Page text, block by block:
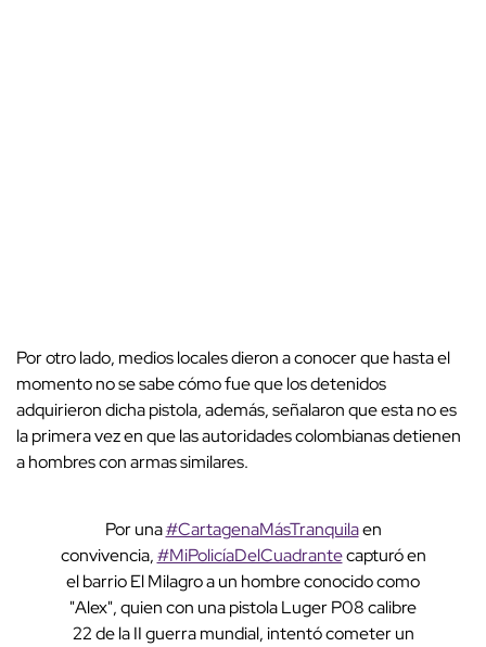
Por otro lado, medios locales dieron a conocer que hasta el
momento no se sabe cómo fue que los detenidos
adquirieron dicha pistola, además, señalaron que esta no es
la primera vez en que las autoridades colombianas detienen
a hombres con armas similares.
Por una#CartagenaMásTranquilaen
convivencia,#MiPolicíaDelCuadrantecapturó en
el barrio El Milagro a un hombre conocido como
"Alex", quien con una pistola Luger P08 calibre
22 de la II guerra mundial, intentó cometer un